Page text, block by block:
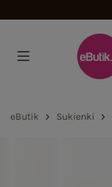
eButik Sukienki